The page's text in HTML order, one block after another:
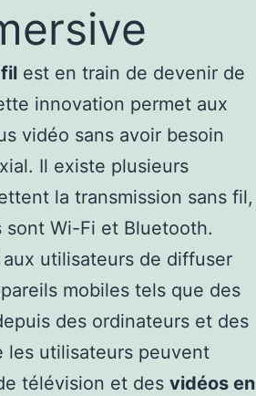
est en train de devenir de
innovation permet aux
vidéo sans avoir besoin
Il existe plusieurs
la transmission sans fil,
sont Wi-Fi et Bluetooth.
utilisateurs de diffuser
mobiles tels que des
des ordinateurs et des
les utilisateurs peuvent
télévision et des vidéos en